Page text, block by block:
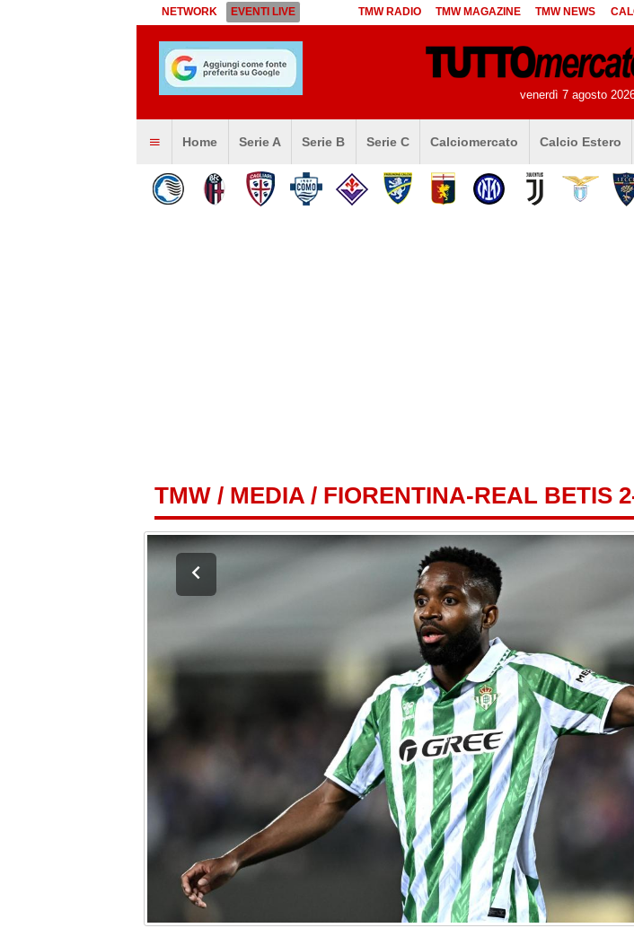
NETWORK EVENTI LIVE TMW RADIO TMW MAGAZINE TMW NEWS
venerdì 7 agosto
Home Serie A Serie B Serie C Calciomercato Calcio Estero
TMW / MEDIA / FIORENTINA-REAL BETIS